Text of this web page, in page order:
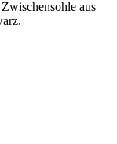
aus